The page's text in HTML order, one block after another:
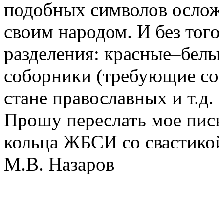
подобных символов
своим народом. И без
разделения:
соборники (требующие
стане православных и т.д.
Прошу переслать мое
кольца ЖБСИ со
М.В. Назаров